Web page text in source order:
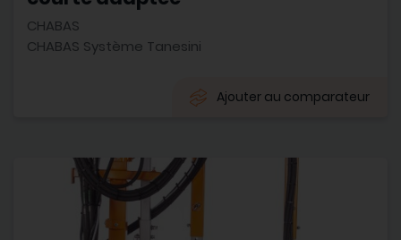
CHABAS
CHABAS Système Tanesini
Ajouter au comparateur